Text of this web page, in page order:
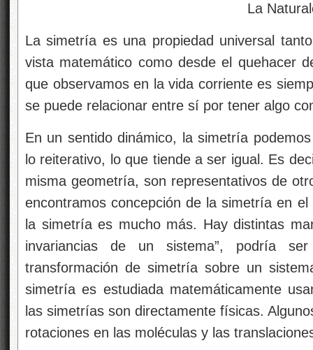
La Naturaleza está
La simetría es una propiedad universal
vista matemático como desde el quehacer
que observamos en la vida corriente es
se puede relacionar entre sí por tener algo
En un sentido dinámico, la simetría
lo reiterativo, lo que tiende a ser igual. Es
misma geometría, son representativos de
encontramosconcepción de la simetría en
la simetría es mucho más. Hay distintas
invariancias de un sistema”, podría
transformación de simetría sobre un
simetría es estudiada matemáticamente
las simetrías son directamente físicas.
rotaciones en las moléculas y las